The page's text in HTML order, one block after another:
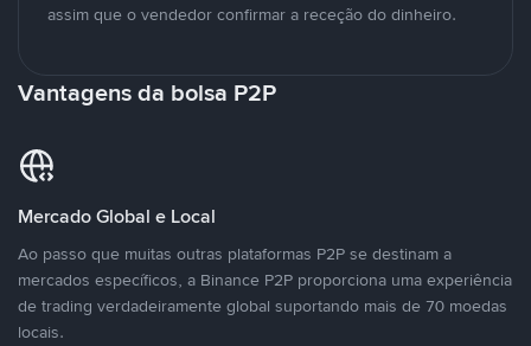
assim que o vendedor confirmar a receção do dinheiro.
Vantagens da bolsa P2P
Mercado Global e Local
Ao passo que muitas outras plataformas P2P se destinam a
mercados específicos, a Binance P2P proporciona uma experiência
de trading verdadeiramente global suportando mais de 70 moedas
locais.